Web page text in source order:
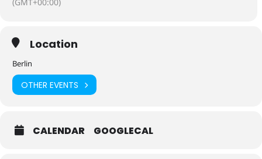
Location
Berlin
OTHER EVENTS
CALENDAR GOOGLECAL